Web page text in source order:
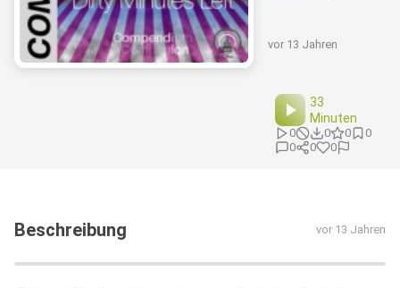
vor 13 Jahren
33
Minuten
0 0 0
0
0
0 0
Beschreibung vor 13 Jahren